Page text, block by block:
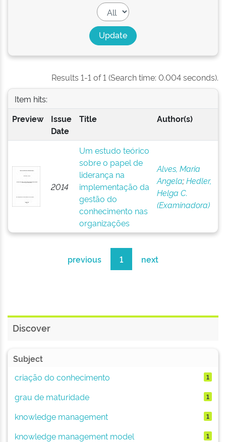
Results 1-1 of 1 (Search time: 0.004 seconds).
Item hits:
Preview
Issue
Date
Title Author(s)
2014
Um estudo teórico
sobre o papel de
liderança na
implementação da
gestão do
conhecimento nas
organizações
Alves, Maria
Angela;Hedler,
Helga C.
(Examinadora)
previous 1 next
Discover
Subject
criação do conhecimento
1
grau de maturidade 1
knowledge management 1
knowledge management model 1